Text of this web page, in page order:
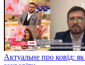
Актуальне про ковід: як